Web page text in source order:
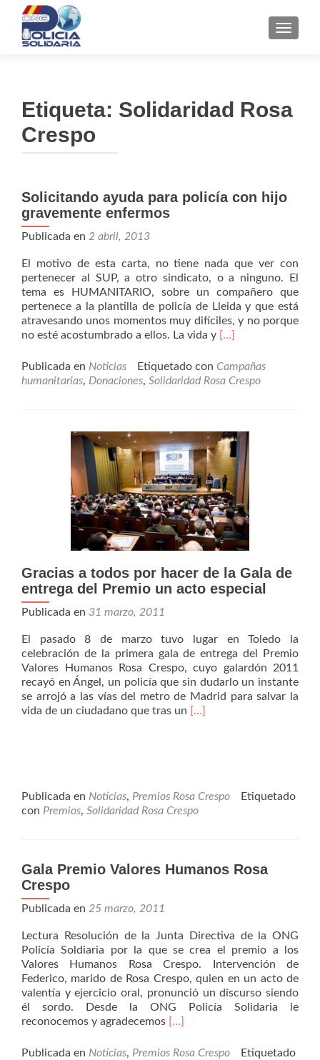
Etiqueta: Solidaridad Rosa
Crespo
Solicitando ayuda para policía con hijo
gravemente enfermos
Publicada en 2 abril, 2013
El motivo de esta carta, no tiene nada que ver con
pertenecer al SUP, a otro sindicato, o a ninguno. El
tema es HUMANITARIO, sobre un compañero que
pertenece a la plantilla de policía de Lleida y que está
atravesando unos momentos muy difíciles, y no porque
no esté acostumbrado a ellos. La vida y Leer
ayuda
para
gravemente
enfermos
[…]
Publicada en Noticias Etiquetado con Campañas
humanitarias, Donaciones, Solidaridad Rosa Crespo
Gracias a todos por hacer de la Gala de
entrega del Premio un acto especial
Publicada en 31 marzo, 2011
El pasado 8 de marzo tuvo lugar en Toledo la
celebración de la primera gala de entrega del Premio
Valores Humanos Rosa Crespo, cuyo galardón 2011
recayó en Ángel, un policía que sin dudarlo un instante
se arrojó a las vías del metro de Madrid para salvar la
vida de un ciudadano que tras un Leer
de
la
del
[…]
Publicada en Noticias, Premios Rosa Crespo
Etiquetado
con Premios, Solidaridad Rosa Crespo
Gala Premio Valores Humanos Rosa
Crespo
Publicada en 25 marzo, 2011
Lectura Resolución de la Junta Directiva de la ONG
Policía Soldiaria por la que se crea el premio a los
Valores Humanos Rosa Crespo. Intervención de
Federico, marido de Rosa Crespo, quien en un acto de
valentía y ejercicio oral, pronunció un discurso siendo
él sordo. Desde la ONG Policía Solidaria le
reconocemos y agradecemos Leer
Premio
[…]
Publicada en Noticias, Premios Rosa Crespo
Etiquetado